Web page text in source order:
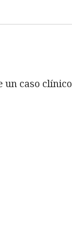
un caso clínico